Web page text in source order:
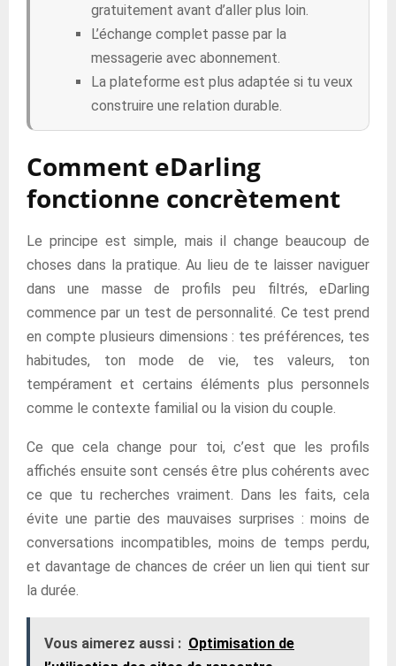
gratuitement avant d’aller plus loin.
L’échange complet passe par la
messagerie avec abonnement.
La plateforme est plus adaptée si tu veux
construire une relation durable.
Comment eDarling
fonctionne concrètement
Le principe est simple, mais il change beaucoup de
choses dans la pratique. Au lieu de te laisser naviguer
dans une masse de profils peu filtrés, eDarling
commence par un test de personnalité. Ce test prend
en compte plusieurs dimensions : tes préférences, tes
habitudes, ton mode de vie, tes valeurs, ton
tempérament et certains éléments plus personnels
comme le contexte familial ou la vision du couple.
Ce que cela change pour toi, c’est que les profils
affichés ensuite sont censés être plus cohérents avec
ce que tu recherches vraiment. Dans les faits, cela
évite une partie des mauvaises surprises : moins de
conversations incompatibles, moins de temps perdu,
et davantage de chances de créer un lien qui tient sur
la durée.
Vous aimerez aussi : Optimisation de